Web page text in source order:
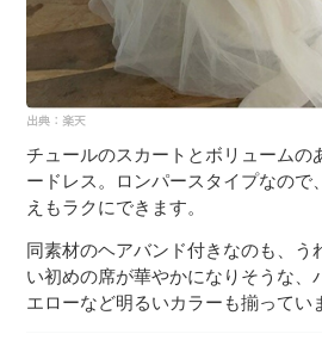
チュールのスカートとボリュームの
ードレス。ロンパースタイプなので
えもラクにできます。
同素材のヘアバンド付きなのも、う
い初めの席が華やかになりそうな、
エローなど明るいカラーも揃ってい